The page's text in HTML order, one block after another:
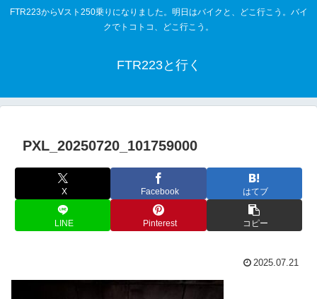
FTR223からVスト250乗りになりました。明日はバイクと、どこ行こう。バイ
クでトコトコ、どこ行こう。
FTR223と行く
PXL_20250720_101759000
X Facebook はてブ
LINE Pinterest コピー
2025.07.21